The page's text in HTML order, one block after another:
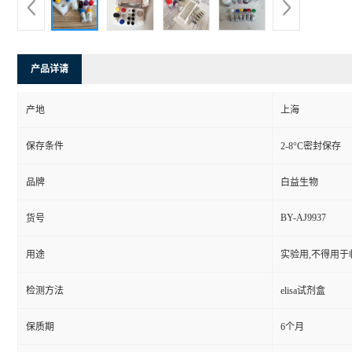
产品详请
产地 上海
保存条件 2-8°C密封保存
品牌 白益生物
货号 BY-AJ9937
用途 实验用,不得用于
检测方法 elisa试剂盒
保质期 6个月